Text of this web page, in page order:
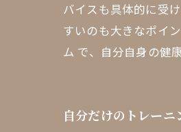
バイスも具体的に受
すいのも大きなポイ
ム で、自分自身の健
自分だけのトレー